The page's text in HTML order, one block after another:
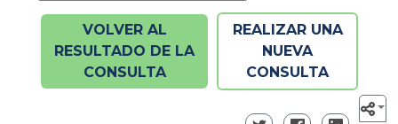
VOLVER AL
RESULTADO DE LA
CONSULTA
REALIZAR UNA
NUEVA
CONSULTA